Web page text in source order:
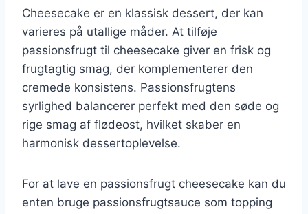
Cheesecake er en klassisk dessert, der kan
varieres på utallige måder. At tilføje
passionsfrugt til cheesecake giver en frisk og
frugtagtig smag, der komplementerer den
cremede konsistens. Passionsfrugtens
syrlighed balancerer perfekt med den søde og
rige smag af flødeost, hvilket skaber en
harmonisk dessertoplevelse.
For at lave en passionsfrugt cheesecake kan du
enten bruge passionsfrugtsauce som topping